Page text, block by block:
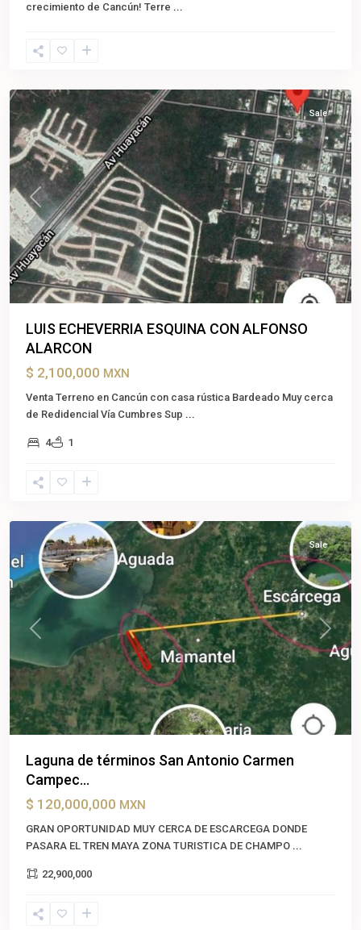
crecimiento de Cancún! Terre ...
Benito
Previous Next
Sale
LUIS ECHEVERRIA ESQUINA CON ALFONSO
ALARCON
$ 2,100,000 MXN
Venta Terreno en Cancún con casa rústica Bardeado Muy cerca
de Redidencial Vía Cumbres Sup ...
4 1
Rancho
o
Gustavo
Ordaz
Previous Next
Sale
Laguna de términos San Antonio Carmen
Campec...
$ 120,000,000 MXN
GRAN OPORTUNIDAD MUY CERCA DE ESCARCEGA DONDE
PASARA EL TREN MAYA ZONA TURISTICA DE CHAMPO ...
22,900,000
Centro,